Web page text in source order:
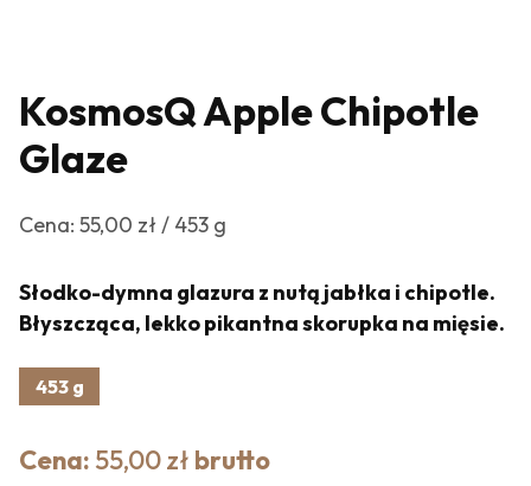
KosmosQ Apple Chipotle
Glaze
Cena: 55,00 zł / 453 g
Słodko-dymna glazura z nutą jabłka i chipotle.
Błyszcząca, lekko pikantna skorupka na mięsie.
453 g
Cena: 55,00 zł brutto